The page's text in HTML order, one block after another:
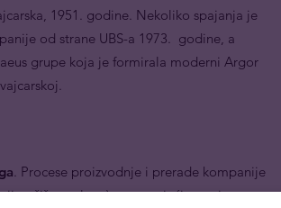
1951. godine. Nekoliko spajanja je
od strane UBS-a 1973. godine, a
grupe koja je formirala moderni Argor
. Procese proizvodnje i prerade kompanije
tržišta poluga), garantujući strogi